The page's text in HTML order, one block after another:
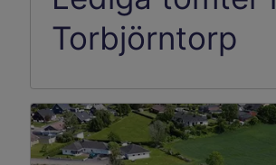
Torbjörntorp